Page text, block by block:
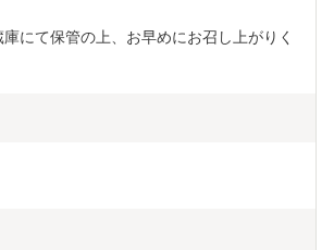
にて保管の上、お早めにお召し上がりく